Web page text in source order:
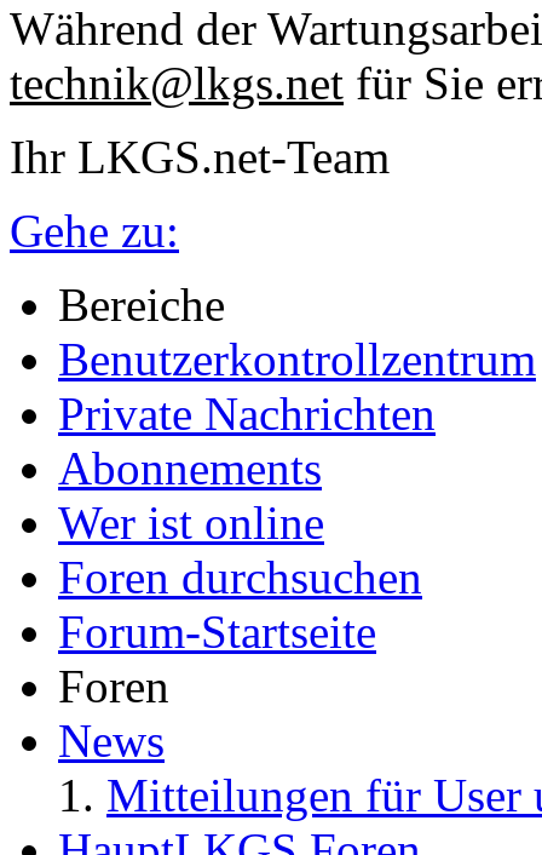
Während der
technik@lkgs.net für Sie
Ihr LKGS.net-Team
Gehe zu:
Bereiche
Benutzerkontrollzentrum
Private Nachrichten
Abonnements
Wer ist online
Foren durchsuchen
Forum-Startseite
Foren
News
Mitteilungen für User